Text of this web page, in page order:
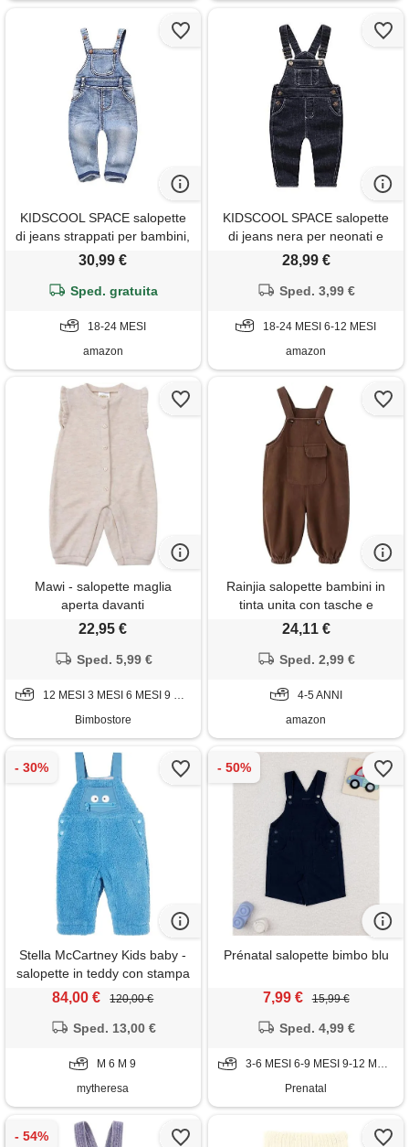
KIDSCOOL SPACE salopette
di jeans strappati per bambini,
pantaloni di maglione di jeans
18-24 mesi
30,99 €
Sped. gratuita
18-24 MESI
amazon
KIDSCOOL SPACE salopette
di jeans nera per neonati e
bambini/ragazze,
jeans, nero, 18-24 mesi
28,99 €
Sped. 3,99 €
18-24 MESI 6-12 MESI
amazon
Mawi - salopette maglia
aperta davanti
22,95 €
Sped. 5,99 €
12 MESI 3 MESI 6 MESI 9 MESI
Bimbostore
Rainjia salopette bambini in
tinta unita con tasche e
bretelle bottoni regolabili -
vintage a vita alta per 6 mesi -
24,11 €
Sped. 2,99 €
4-5 ANNI
amazon
Stella McCartney Kids baby -
salopette in teddy con stampa
84,00 € 120,00 €
Sped. 13,00 €
M 6 M 9
mytheresa
Prénatal salopette bimbo blu
7,99 € 15,99 €
Sped. 4,99 €
3-6 MESI 6-9 MESI 9-12 MESI
Prenatal